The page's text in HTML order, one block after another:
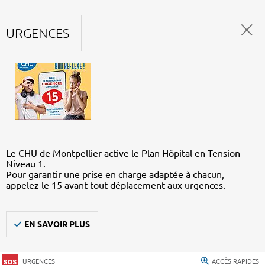
URGENCES
Le CHU de Montpellier active le Plan Hôpital en Tension –
Niveau 1.
Pour garantir une prise en charge adaptée à chacun,
appelez le 15 avant tout déplacement aux urgences.
EN SAVOIR PLUS
URGENCES ACCÈS RAPIDES